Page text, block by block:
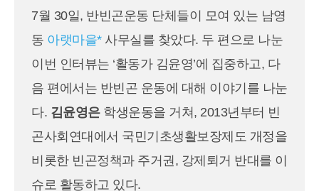
7월 30일, 반빈곤운동 단체들이 모여 있는 남영
동 아랫마을*사무실를 찾았다. 두 편으로 나눈
이번 인터뷰는 ‘활동가 김윤영’에 집중하고, 다
음 편에서는 반빈곤 운동에 대해 이야기를 나눈
다. 김윤영은 학생운동을 거쳐, 2013년부터 빈
곤사회연대에서 국민기초생활보장제도 개정을
비롯한 빈곤정책과 주거권, 강제퇴거 반대를 이
슈로 활동하고 있다.